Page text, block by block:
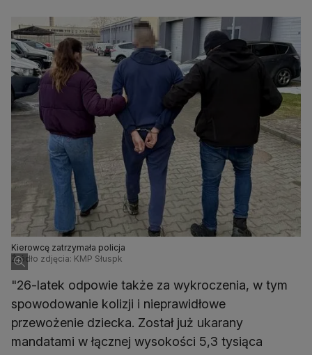
Kierowcę zatrzymała policja
Źródło zdjęcia: KMP Słuspk
"26-latek odpowie także za wykroczenia, w tym
spowodowanie kolizji i nieprawidłowe
przewożenie dziecka. Został już ukarany
mandatami w łącznej wysokości 5,3 tysiąca